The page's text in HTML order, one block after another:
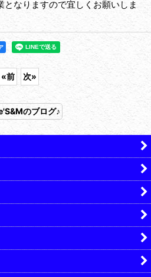
となりますので宜しくお願いしま
«前 次»
のブログ♪